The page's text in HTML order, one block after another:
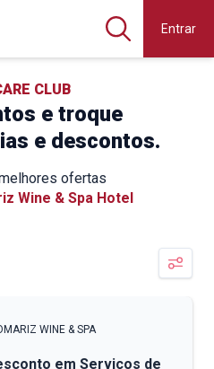
Entrar
CLUB
e troque
e descontos.
ofertas
Wine & Spa Hotel
WINE & SPA
em Serviços de